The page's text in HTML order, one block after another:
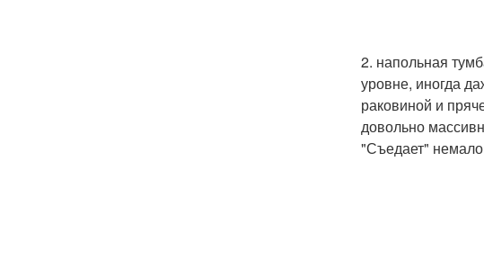
2. напольная
уровне, иногда
раковиной и
довольно
"Съедает" немало